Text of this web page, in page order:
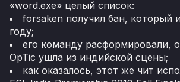
«word.exe» целый список:
forsaken получил бан, который
году;
его команду расформировали,
OpTic ушла из индийской сцены;
как оказалось, этот же чит